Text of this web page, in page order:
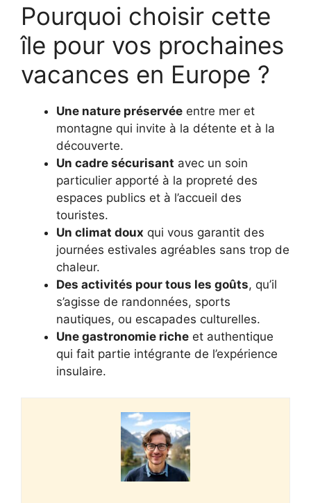
Pourquoi choisir cette
île pour vos prochaines
vacances en Europe ?
Une nature préservée entre mer et
montagne qui invite à la détente et à la
découverte.
Un cadre sécurisant avec un soin
particulier apporté à la propreté des
espaces publics et à l’accueil des
touristes.
Un climat doux qui vous garantit des
journées estivales agréables sans trop de
chaleur.
Des activités pour tous les goûts, qu’il
s’agisse de randonnées, sports
nautiques, ou escapades culturelles.
Une gastronomie riche et authentique
qui fait partie intégrante de l’expérience
insulaire.